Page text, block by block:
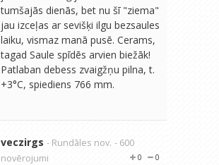
tumšajās dienās, bet nu šī "ziema"
jau izceļas ar sevišķi ilgu bezsaules
laiku, vismaz manā pusē. Cerams,
tagad Saule spīdēs arvien biežāk!
Patlaban debess zvaigžņu pilna, t.
+3°C, spiediens 766 mm.
veczirgs - Rundāles nov. - 600
novērojumi
0
0